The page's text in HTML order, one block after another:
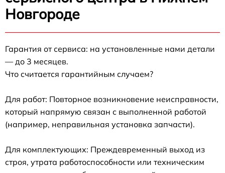
Новгороде
Гарантия от сервиса: на установленные нами детали
— до 3 месяцев.
Что считается гарантийным случаем?
Для работ: Повторное возникновение неисправности,
который напрямую связан с выполненной работой
(например, неправильная установка запчасти).
Для комплектующих: Преждевременный выход из
строя, утрата работоспособности или техническим